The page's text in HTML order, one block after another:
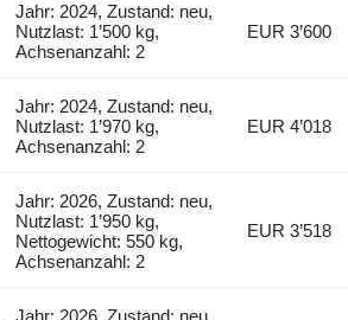
Jahr: 2024, Zustand: neu,
Nutzlast: 1’500 kg,
Achsenanzahl: 2
EUR 3’600
Jahr: 2024, Zustand: neu,
Nutzlast: 1’970 kg,
Achsenanzahl: 2
EUR 4’018
Jahr: 2026, Zustand: neu,
Nutzlast: 1’950 kg,
Nettogewicht: 550 kg,
Achsenanzahl: 2
EUR 3’518